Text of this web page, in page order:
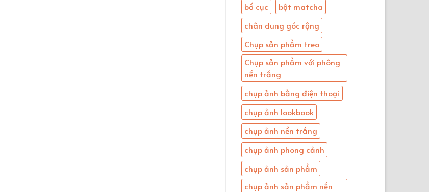
bố cục
bột matcha
chân dung góc rộng
Chụp sản phẩm treo
Chụp sản phẩm với phông
nền trắng
chụp ảnh bằng điện thoại
chụp ảnh lookbook
chụp ảnh nền trắng
chụp ảnh phong cảnh
chụp ảnh sản phẩm
chụp ảnh sản phẩm nền